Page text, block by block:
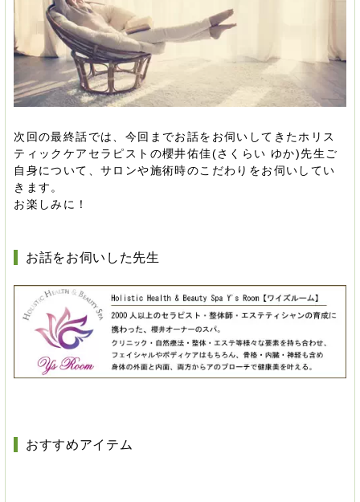
次回の最終話では、今回までお話をお伺いしてきたホリス
ティックケアセラピストの櫻井佑佳(さくらい ゆか)先生ご
自身について、サロンや施術時のこだわりをお伺いしてい
きます。
お楽しみに！
お話をお伺いした先生
おすすめアイテム